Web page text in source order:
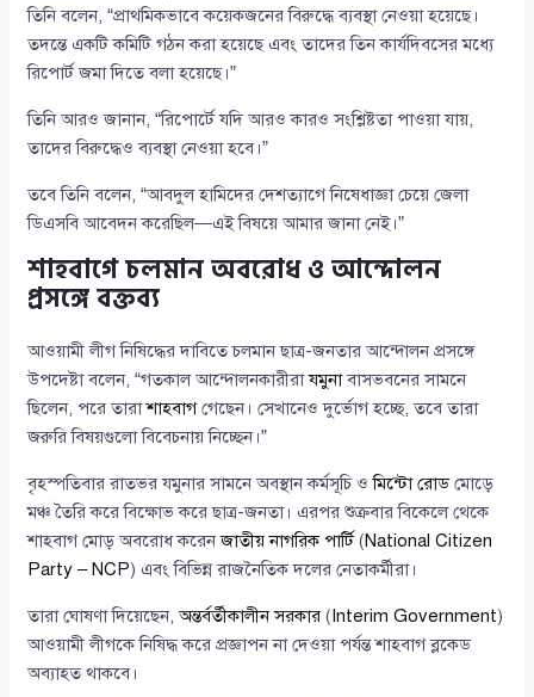
তিনি বলেন, “প্রাথমিকভাবে কয়েকজনের বিরুদ্ধে ব্যবস্থা নেওয়া হয়েছে।
তদন্তে একটি কমিটি গঠন করা হয়েছে এবং তাদের তিন কার্যদিবসের মধ্যে
রিপোর্ট জমা দিতে বলা হয়েছে।”
তিনি আরও জানান, “রিপোর্টে যদি আরও কারও সংশ্লিষ্টতা পাওয়া যায়,
তাদের বিরুদ্ধেও ব্যবস্থা নেওয়া হবে।”
তবে তিনি বলেন, “আবদুল হামিদের দেশত্যাগে নিষেধাজ্ঞা চেয়ে জেলা
ডিএসবি আবেদন করেছিল—এই বিষয়ে আমার জানা নেই।”
শাহবাগে চলমান অবরোধ ও আন্দোলন
প্রসঙ্গে বক্তব্য
আওয়ামী লীগ নিষিদ্ধের দাবিতে চলমান ছাত্র-জনতার আন্দোলন প্রসঙ্গে
উপদেষ্টা বলেন, “গতকাল আন্দোলনকারীরাযমুনাবাসভবনের সামনে
ছিলেন, পরে তারাশাহবাগগেছেন। সেখানেও দুর্ভোগ হচ্ছে, তবে তারা
জরুরি বিষয়গুলো বিবেচনায় নিচ্ছেন।”
বৃহস্পতিবার রাতভর যমুনার সামনে অবস্থান কর্মসূচি ওমিন্টো রোডমোড়ে
মঞ্চ তৈরি করে বিক্ষোভ করে ছাত্র-জনতা। এরপর শুক্রবার বিকেলে থেকে
শাহবাগ মোড় অবরোধ করেনজাতীয় নাগরিক পার্টি (National Citizen
Party – NCP) এবং বিভিন্ন রাজনৈতিক দলের নেতাকর্মীরা।
তারা ঘোষণা দিয়েছেন,অন্তর্বর্তীকালীন সরকার (Interim Government)
আওয়ামী লীগকে নিষিদ্ধ করে প্রজ্ঞাপন না দেওয়া পর্যন্ত শাহবাগ ব্লকেড
অব্যাহত থাকবে।